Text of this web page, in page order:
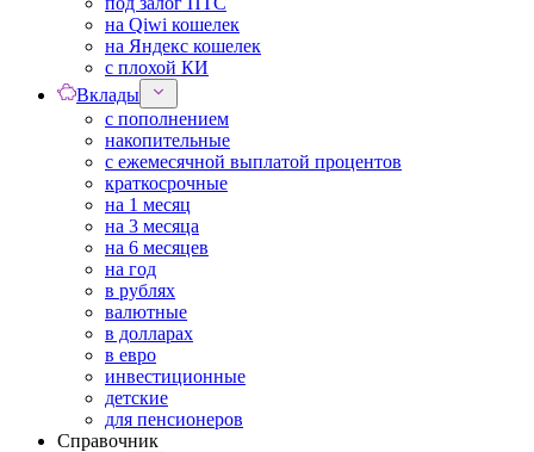
на Qiwi кошелек
на Яндекс кошелек
с плохой КИ
Вклады
с пополнением
накопительные
с ежемесячной выплатой процентов
краткосрочные
на 1 месяц
на 3 месяца
на 6 месяцев
на год
в рублях
валютные
в долларах
в евро
инвестиционные
детские
для пенсионеров
Справочник